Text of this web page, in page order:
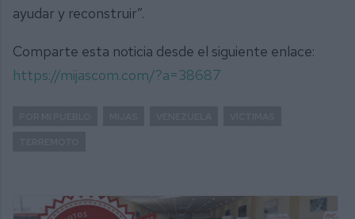
ayudar y reconstruir”.
Comparte esta noticia desde el siguiente enlace:
https://mijascom.com/?a=38687